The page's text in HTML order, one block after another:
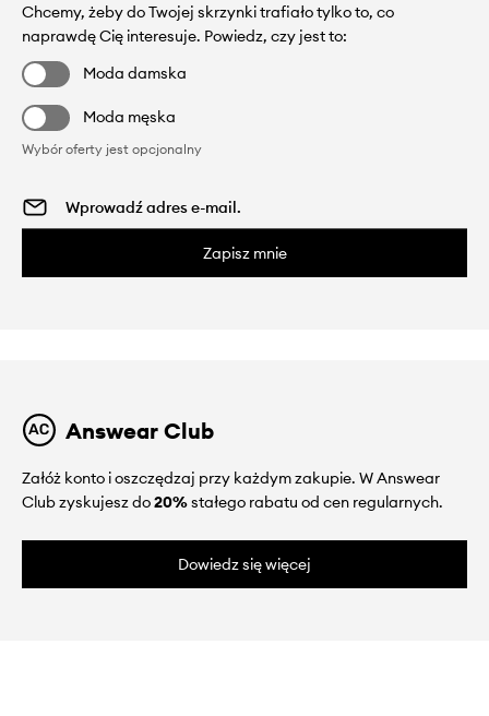
Chcemy, żeby do Twojej skrzynki trafiało tylko to, co
naprawdę Cię interesuje. Powiedz, czy jest to:
Moda damska
Moda męska
Wybór oferty jest opcjonalny
Zapisz mnie
Answear Club
Załóż konto i oszczędzaj przy każdym zakupie. W Answear
Club zyskujesz do20%stałego rabatu od cen regularnych.
Dowiedz się więcej